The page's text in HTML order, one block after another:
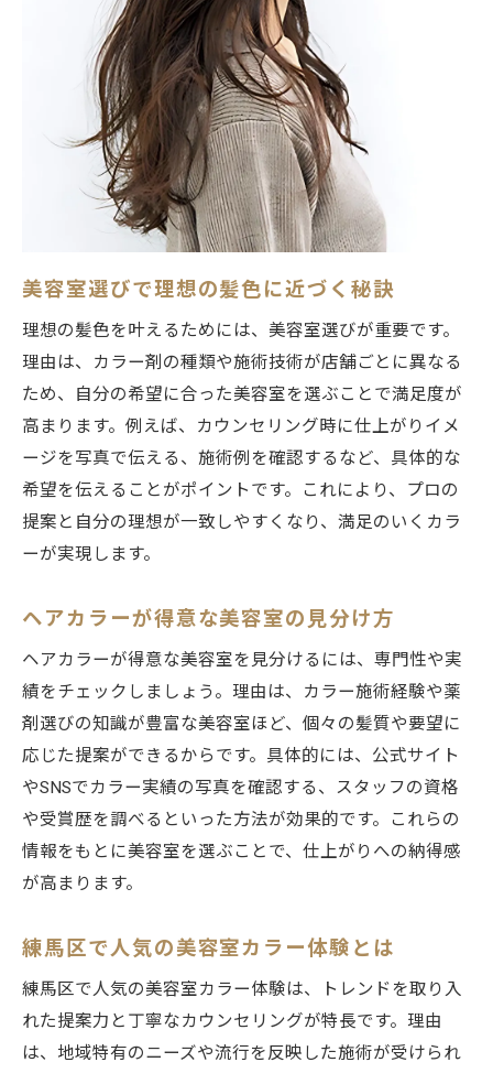
美容室で叶う透明感カラーの魅力を紹介
イルミナカラーと一般カラーの違いを解説
美容室で人気の透明感カラーの特徴とは
カラー専門美容室で体験できる色の違い
美容室で透明感を出すためのコツと注意点
イルミナカラーに強い美容室の見極め方
ヘアカラー料金や施術のポイントを知るコツ
施術内容で変わる美容室のヘアカラー料金
料金が安い美容室の見分け方と注意点
美容室でコスパよくカラーを楽しむコツ
美容室の料金体系を賢くチェックする方法
ダメージを抑えた美容室カラーの秘訣とは
美容室でダメージを抑えるカラー選びの極
意
美容室で叶えるダメージレスヘアカラー術
カラー専門店のケア技術と美容室の違い
美容室で受けたいダメージケア施術方法
ヘアカラー後におすすめのケアを紹介
練馬区でコスパ重視の美容室を探す方法
美容室のコスパを見極めるための比較法
安くて上手い美容室カラーを選ぶコツ
練馬区でコスパ重視の美容室を探す手順
予約サイトを活用した美容室選びのコツ
カラー料金と仕上がり満足度の両立方法
口コミ活用で後悔しない美容室選びを実現
美容室選びに役立つ口コミの見極め方
美容室選びで理想の髪色に近づく秘訣
理想の髪色を叶えるためには、美容室選びが重要です。
理由は、カラー剤の種類や施術技術が店舗ごとに異なる
ため、自分の希望に合った美容室を選ぶことで満足度が
高まります。例えば、カウンセリング時に仕上がりイメ
ージを写真で伝える、施術例を確認するなど、具体的な
希望を伝えることがポイントです。これにより、プロの
提案と自分の理想が一致しやすくなり、満足のいくカラ
ーが実現します。
ヘアカラーが得意な美容室の見分け方
ヘアカラーが得意な美容室を見分けるには、専門性や実
績をチェックしましょう。理由は、カラー施術経験や薬
剤選びの知識が豊富な美容室ほど、個々の髪質や要望に
応じた提案ができるからです。具体的には、公式サイト
やSNSでカラー実績の写真を確認する、スタッフの資格
や受賞歴を調べるといった方法が効果的です。これらの
情報をもとに美容室を選ぶことで、仕上がりへの納得感
が高まります。
練馬区で人気の美容室カラー体験とは
練馬区で人気の美容室カラー体験は、トレンドを取り入
れた提案力と丁寧なカウンセリングが特長です。理由
は、地域特有のニーズや流行を反映した施術が受けられ